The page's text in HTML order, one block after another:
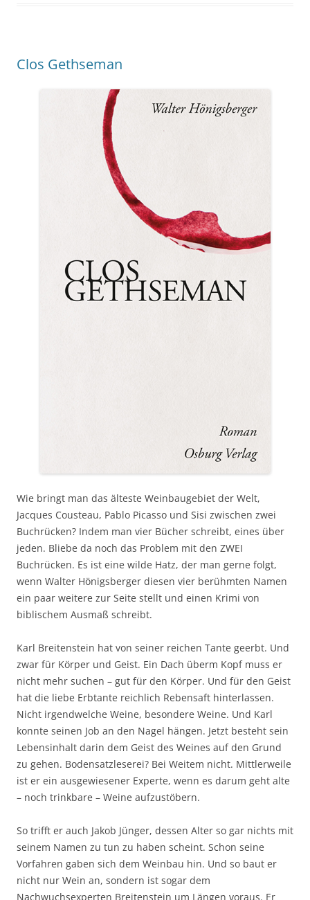
Clos Gethseman
Wie bringt man das älteste Weinbaugebiet der Welt,
Jacques Cousteau, Pablo Picasso und Sisi zwischen zwei
Buchrücken? Indem man vier Bücher schreibt, eines über
jeden. Bliebe da noch das Problem mit den ZWEI
Buchrücken. Es ist eine wilde Hatz, der man gerne folgt,
wenn Walter Hönigsberger diesen vier berühmten Namen
ein paar weitere zur Seite stellt und einen Krimi von
biblischem Ausmaß schreibt.
Karl Breitenstein hat von seiner reichen Tante geerbt. Und
zwar für Körper und Geist. Ein Dach überm Kopf muss er
nicht mehr suchen – gut für den Körper. Und für den Geist
hat die liebe Erbtante reichlich Rebensaft hinterlassen.
Nicht irgendwelche Weine, besondere Weine. Und Karl
konnte seinen Job an den Nagel hängen. Jetzt besteht sein
Lebensinhalt darin dem Geist des Weines auf den Grund
zu gehen. Bodensatzleserei? Bei Weitem nicht. Mittlerweile
ist er ein ausgewiesener Experte, wenn es darum geht alte
– noch trinkbare – Weine aufzustöbern.
So trifft er auch Jakob Jünger, dessen Alter so gar nichts mit
seinem Namen zu tun zu haben scheint. Schon seine
Vorfahren gaben sich dem Weinbau hin. Und so baut er
nicht nur Wein an, sondern ist sogar dem
Nachwuchsexperten Breitenstein um Längen voraus. Er